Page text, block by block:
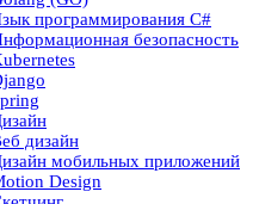
программирования C#
безопасность
дизайн
мобильных приложений
Design